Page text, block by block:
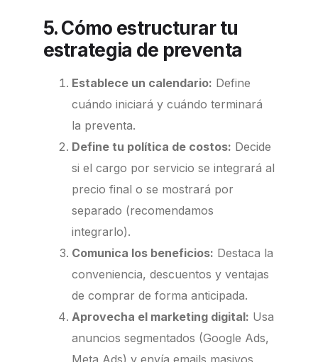
5. Cómo estructurar tu
estrategia de preventa
Establece un calendario: Define
cuándo iniciará y cuándo terminará
la preventa.
Define tu política de costos: Decide
si el cargo por servicio se integrará al
precio final o se mostrará por
separado (recomendamos
integrarlo).
Comunica los beneficios: Destaca la
conveniencia, descuentos y ventajas
de comprar de forma anticipada.
Aprovecha el marketing digital: Usa
anuncios segmentados (Google Ads,